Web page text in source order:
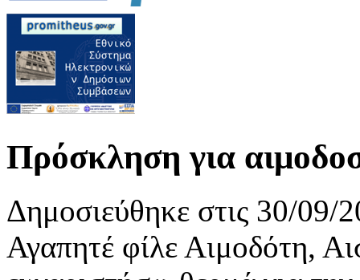
Πρόσκληση για
Δημοσιεύθηκε στις 30/09/
Αγαπητέ φίλε Αιμοδότη,